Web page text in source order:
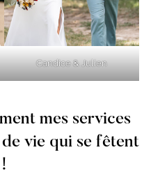
Candice & Julien
mes services
vie qui se fêtent
!